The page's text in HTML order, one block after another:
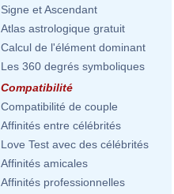
Signe et Ascendant
Atlas astrologique gratuit
Calcul de l'élément dominant
Les 360 degrés symboliques
Compatibilité
Compatibilité de couple
Affinités entre célébrités
Love Test avec des célébrités
Affinités amicales
Affinités professionnelles